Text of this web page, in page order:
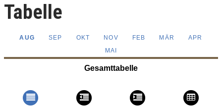
Tabelle
AUG SEP OKT NOV FEB MÄR
APR
MAI
Gesamttabelle